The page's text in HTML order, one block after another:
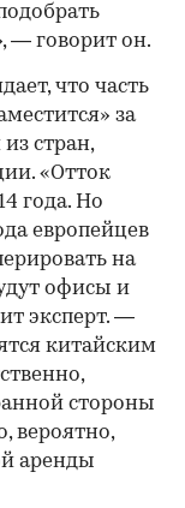
— говорит он.
что часть
за
стран,
«Отток
года. Но
европейцев
на
офисы и
эксперт. —
китайским
стороны
вероятно,
аренды